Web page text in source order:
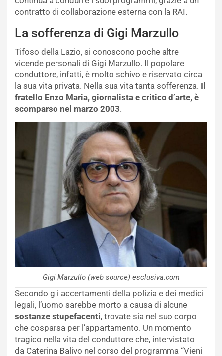
contratto di collaborazione esterna con la RAI.
La sofferenza di Gigi Marzullo
Tifoso della Lazio, si conoscono poche altre
vicende personali di Gigi Marzullo. Il popolare
conduttore, infatti, è molto schivo e riservato circa
la sua vita privata. Nella sua vita tanta sofferenza. Il
fratello Enzo Maria, giornalista e critico d’arte, è
scomparso nel marzo 2003.
Gigi Marzullo (web source) esclusiva.com
Secondo gli accertamenti della polizia e dei medici
legali, l’uomo sarebbe morto a causa di alcune
sostanze stupefacenti, trovate sia nel suo corpo
che cosparsa per l’appartamento. Un momento
tragico nella vita del conduttore che, intervistato
da Caterina Balivo nel corso del programma “Vieni